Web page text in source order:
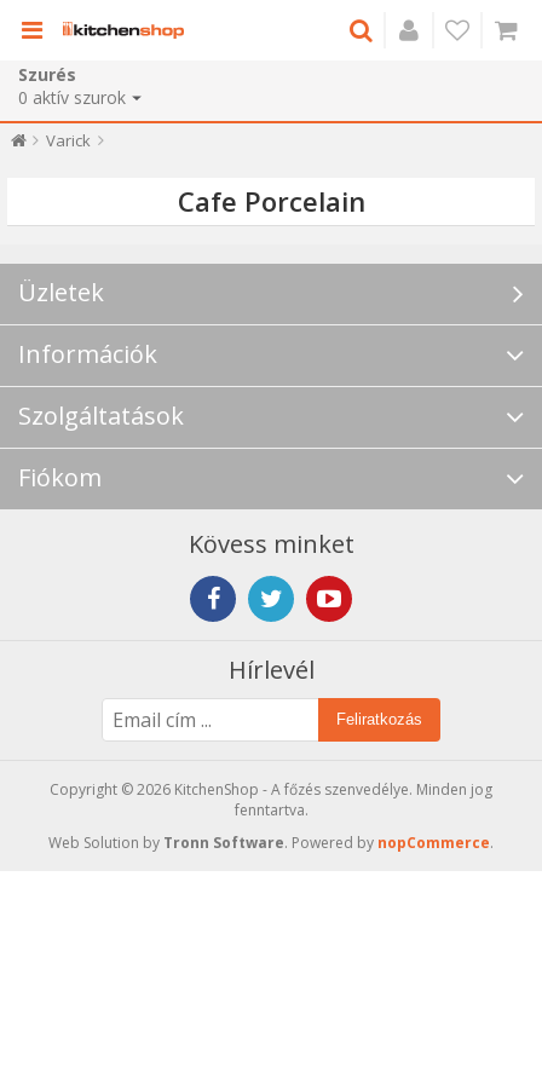
Szurés
0 aktív szurok
Varick
Cafe Porcelain
Üzletek
Információk
Szolgáltatások
Fiókom
Kövess minket
Hírlevél
Feliratkozás
Copyright © 2026 KitchenShop - A főzés szenvedélye. Minden jog
fenntartva.
Web Solution by Tronn Software. Powered by nopCommerce.